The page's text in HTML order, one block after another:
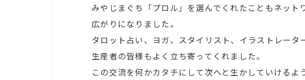
みやじまぐち「プロル」を選んでくれたこともネット
広がりになりました。
タロット占い、ヨガ、スタイリスト、イラストレータ
生産者の皆様もよく立ち寄ってくれました。
この交流を何かカタチにして次へと生かしていけるよ